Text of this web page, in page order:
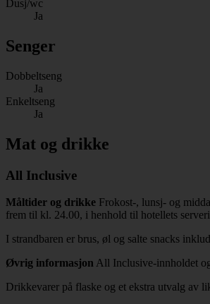
Dusj/wc
Ja
Senger
Dobbeltseng
Ja
Enkeltseng
Ja
Mat og drikke
All Inclusive
Måltider og drikke Frokost-, lunsj- og
frem til kl. 24.00, i henhold til hotellets
I strandbaren er brus, øl og salte snacks
Øvrig informasjon All Inclusive-innholdet
Drikkevarer på flaske og et ekstra utvalg av